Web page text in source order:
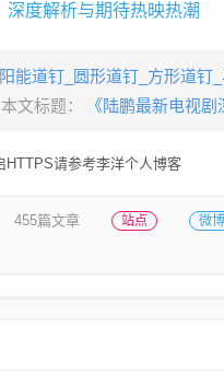
深度解析与期待热映热潮
能道钉_圆形道钉_方形道钉
文标题： 《陆鹏最新电视
HTTPS请参考李洋个人博客
455篇文章 站点 微博